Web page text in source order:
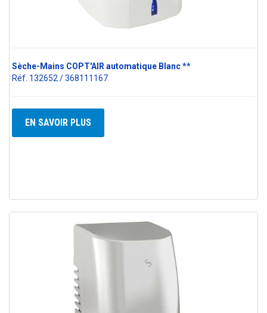
Sèche-Mains COPT'AIR automatique Blanc **
Réf. 132652 / 368111167
EN SAVOIR PLUS